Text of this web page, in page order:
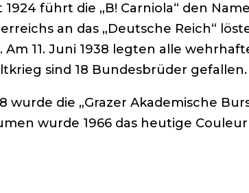
1924 führt die „B! Carniola“ den
an das „Deutsche Reich“
Am 11. Juni 1938 legten alle
sind 18 Bundesbrüder gefallen.
wurde die „Grazer Akademische
wurde 1966 das heutige